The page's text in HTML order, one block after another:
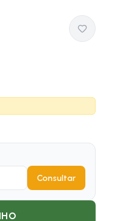
Consultar